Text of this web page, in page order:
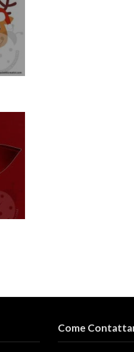
Come